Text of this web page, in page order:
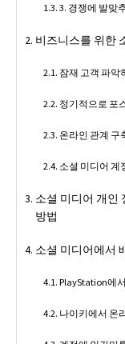
3. 경쟁에 발맞
비즈니스를 위한
잠재 고객 파악
정기적으로 포
온라인 관계 구
소셜 미디어 계
소셜 미디어 개인
방법
소셜 미디어에서
PlayStation에
나이키에서 온